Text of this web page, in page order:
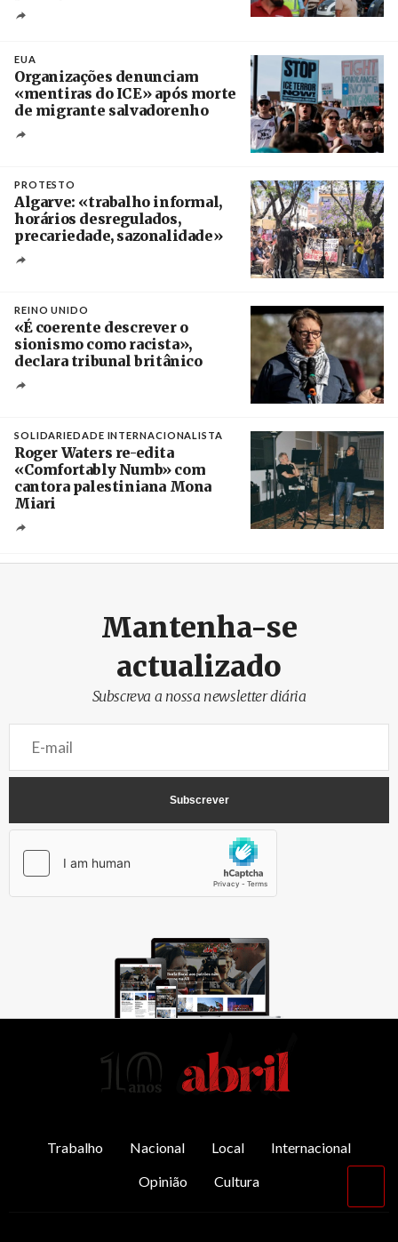
EUA
Organizações denunciam
«mentiras do ICE» após morte
de migrante salvadorenho
PROTESTO
Algarve: «trabalho informal,
horários desregulados,
precariedade, sazonalidade»
REINO UNIDO
«É coerente descrever o
sionismo como racista»,
declara tribunal britânico
SOLIDARIEDADE INTERNACIONALISTA
Roger Waters re-edita
«Comfortably Numb» com
cantora palestiniana Mona
Miari
Mantenha-se
actualizado
Subscreva a nossa newsletter diária
Trabalho Nacional Local
Internacional
Opinião
Cultura